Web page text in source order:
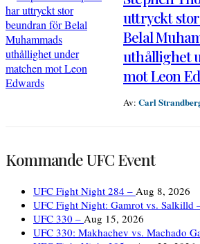
uttryckt
Belal
uthållighet
mot Leon
Av: Carl
Kommande UFC Event
UFC Fight Night 284 – Aug 8, 2026
UFC Fight Night: Gamrot vs. Salkilld
UFC 330 – Aug 15, 2026
UFC 330: Makhachev vs. Machado